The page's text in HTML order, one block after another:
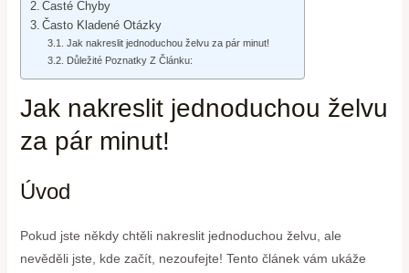
Časté Chyby
Často Kladené Otázky
Jak nakreslit jednoduchou želvu za pár minut!
Důležité Poznatky Z Článku:
Jak nakreslit jednoduchou želvu
za pár minut!
Úvod
Pokud jste někdy chtěli nakreslit jednoduchou želvu, ale
nevěděli jste, kde začít, nezoufejte! Tento článek vám ukáže